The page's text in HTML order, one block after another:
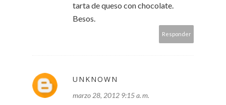
tarta de queso con chocolate.
Besos.
Responder
UNKNOWN
marzo 28, 2012 9:15 a. m.